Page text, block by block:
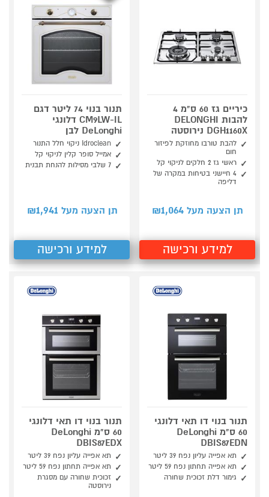
כיריים גז 60 ס"מ 4
להבות DELONGHI
DGH1160X נירוסטה
להבת טורבו מחוזקת לפיזור
חום
ראשי גז 2 חלקים לניקוי קל
4 חיישני בטיחות במקרה של
דליפה
תן הצעה מעל ₪ 1,064
למידע ורכישה
תנור בנוי 74 ליטר דגם
CM9LW-IL דלונגי
DeLonghi לבן
Idroclean ניקוי חלל התנור
אמייל סופר קלין לניקוי קל
7 שלבי מסילות להנחת תבנית
תן הצעה מעל ₪ 1,941
למידע ורכישה
תנור בנוי דו תאי דלונגי
60 ס"מ DeLonghi
DBIS87EDN
תא אפייה עליון נפח 39 ליטר
תא אפייה תחתון נפח 59 ליטר
גימור דלת זכוכית שחורה
תנור בנוי דו תאי דלונגי
60 ס"מ DeLonghi
DBIS87EDX
תא אפייה עליון נפח 39 ליטר
תא אפייה תחתון נפח 59 ליטר
זכוכית שחורה עם מסגרת
נירוסטה